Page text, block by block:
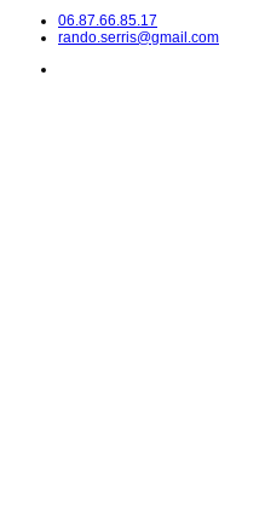
06.87.66.85.17
rando.serris@gmail.com